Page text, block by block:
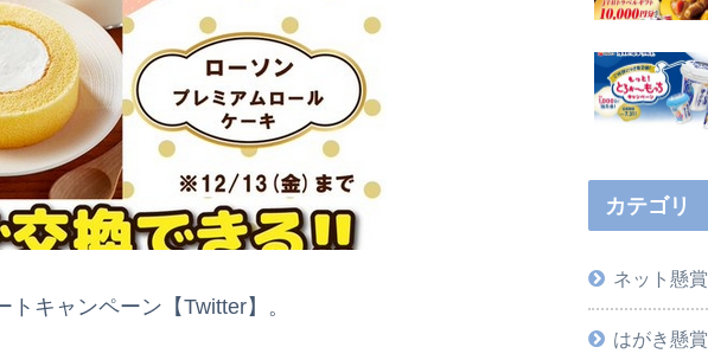
キャンペーン【Twitter】。
カテゴリ
ネット懸賞
はがき懸賞